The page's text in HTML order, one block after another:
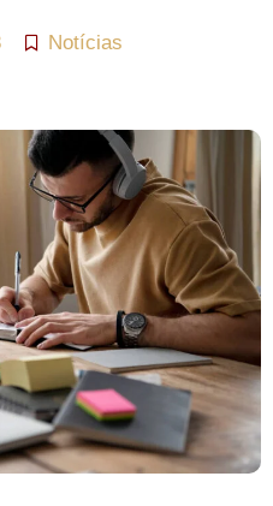
Notícias